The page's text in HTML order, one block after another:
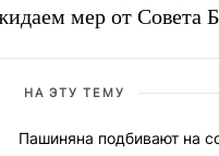
мер от Совета
НА ЭТУ ТЕМУ
Пашиняна подбивают на